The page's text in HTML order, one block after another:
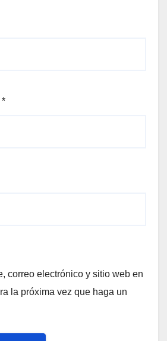
*
correo electrónico y sitio web en
la próxima vez que haga un